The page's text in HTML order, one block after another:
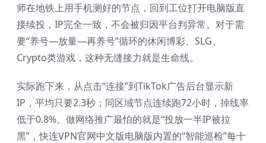
师在地铁上用手机测好的节点，回到工位打开电脑版直
接续投，IP完全一致，不会被归因平台判异常。对于需
要“养号—放量—再养号”循环的休闲博彩、SLG、
Crypto类游戏，这种无缝接力就是生命线。
实际跑下来，从点击“连接”到TikTok广告后台显示新
IP，平均只要2.3秒；同区域节点连续跑72小时，掉线率
低于0.8%。做网络推广最怕的就是“投放一半IP被拉
黑”，快连VPN官网中文版电脑版内置的“智能巡检”每十